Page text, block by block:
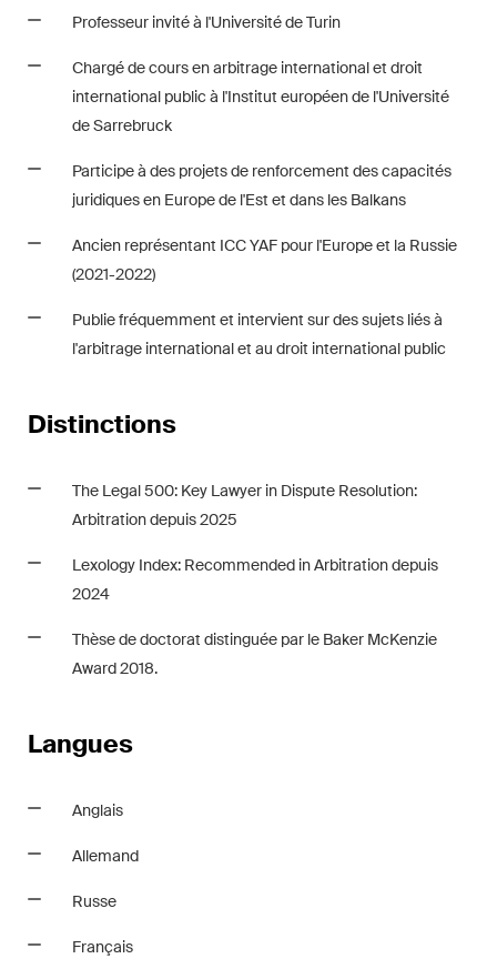
Professeur invité à l'Université de Turin
Chargé de cours en arbitrage international et droit
international public à l'Institut européen de l'Université
de Sarrebruck
Participe à des projets de renforcement des capacités
juridiques en Europe de l'Est et dans les Balkans
Ancien représentant ICC YAF pour l'Europe et la Russie
(2021-2022)
Publie fréquemment et intervient sur des sujets liés à
l'arbitrage international et au droit international public
Distinctions
The Legal 500: Key Lawyer in Dispute Resolution:
Arbitration depuis 2025
Lexology Index: Recommended in Arbitration depuis
2024
Thèse de doctorat distinguée par le Baker McKenzie
Award 2018.
Langues
Anglais
Allemand
Russe
Français